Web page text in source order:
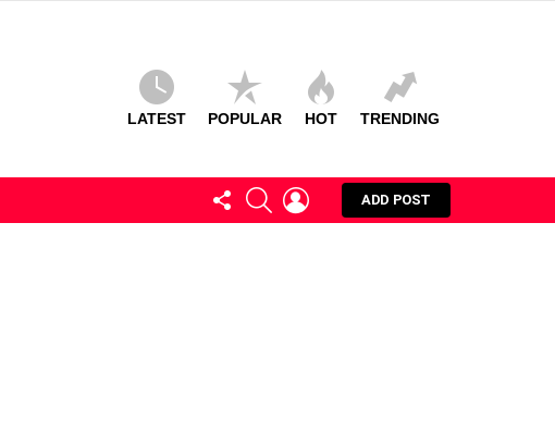
LATEST POPULAR HOT TRENDING
FOLLOW
US
SEARCHLOGIN
ADD POST